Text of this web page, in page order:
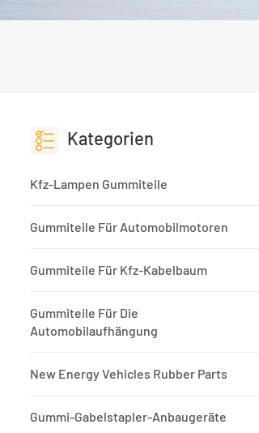
Kategorien
Kfz-Lampen Gummiteile
Gummiteile Für Automobilmotoren
Gummiteile Für Kfz-Kabelbaum
Gummiteile Für Die
Automobilaufhängung
New Energy Vehicles Rubber Parts
Gummi-Gabelstapler-Anbaugeräte